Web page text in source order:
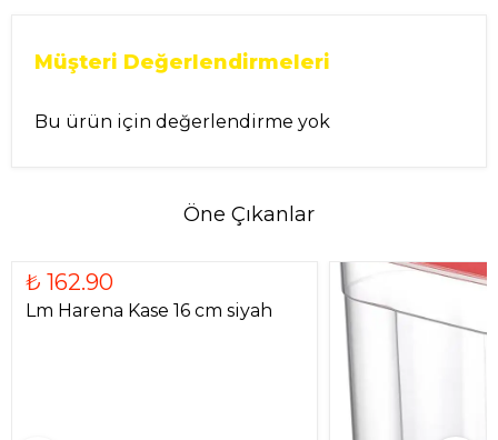
Müşteri Değerlendirmeleri
Bu ürün için değerlendirme yok
Öne Çıkanlar
₺ 162.90
Lm Harena Kase 16 cm siyah